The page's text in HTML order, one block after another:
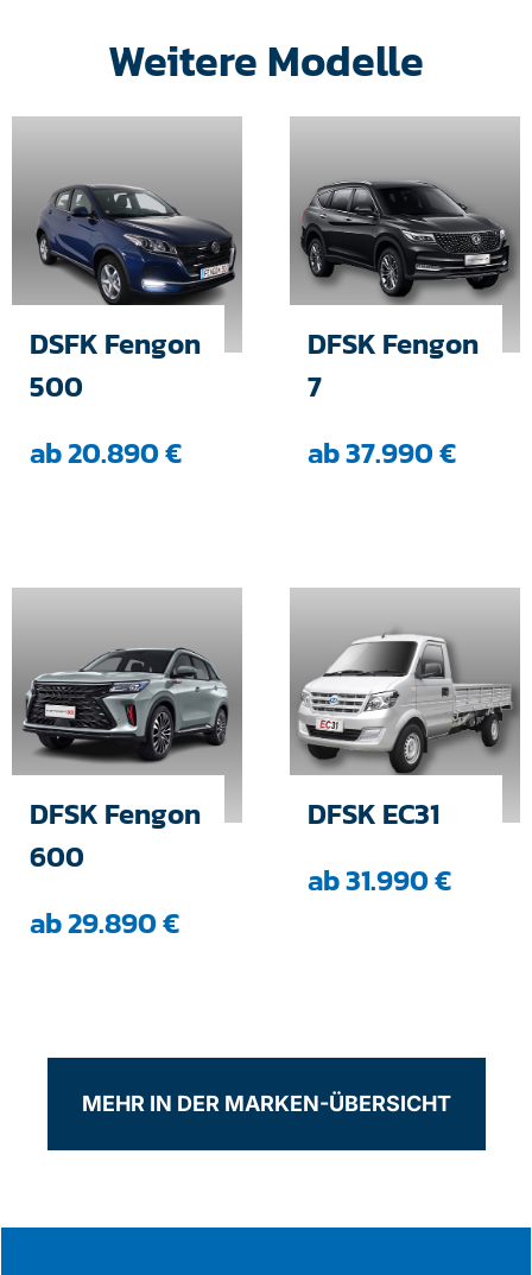
Weitere Modelle
DSFK Fengon
500
ab 20.890 €
DFSK Fengon
7
ab 37.990 €
DFSK Fengon
600
ab 29.890 €
DFSK EC31
ab 31.990 €
MEHR IN DER MARKEN-ÜBERSICHT